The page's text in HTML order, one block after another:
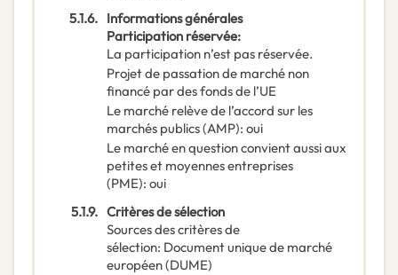
5.1.6. Informations générales
Participation réservée:
La participation n’est pas réservée.
Projet de passation de marché non
financé par des fonds de l’UE
Le marché relève de l’accord sur les
marchés publics (AMP): oui
Le marché en question convient aussi aux
petites et moyennes entreprises
(PME): oui
5.1.9. Critères de sélection
Sources des critères de
sélection: Document unique de marché
européen (DUME)